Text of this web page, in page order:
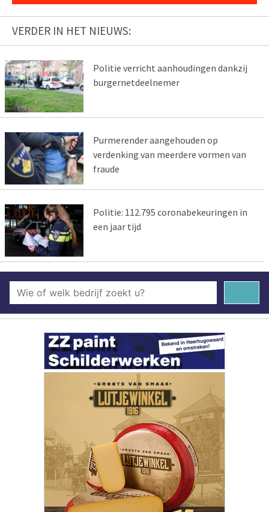
VERDER IN HET NIEUWS:
Politie verricht aanhoudingen dankzij
burgernetdeelnemer
Purmerender aangehouden op
verdenking van meerdere vormen van
fraude
Politie: 112.795 coronabekeuringen in
een jaar tijd